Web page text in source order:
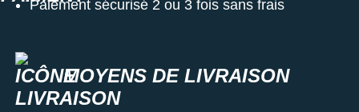
Paiement sécurisé 2 ou 3 fois sans frais
MOYENS DE LIVRAISON